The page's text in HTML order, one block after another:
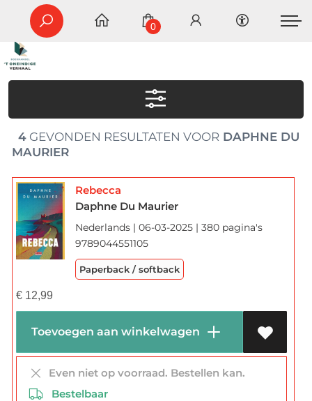
0
4GEVONDEN RESULTATEN VOORDAPHNE DU
MAURIER
Rebecca
Daphne Du Maurier
Nederlands | 06-03-2025 | 380 pagina's
9789044551105
Paperback / softback
€12,99
Toevoegen aan winkelwagen
Even niet op voorraad. Bestellen kan.
Bestelbaar